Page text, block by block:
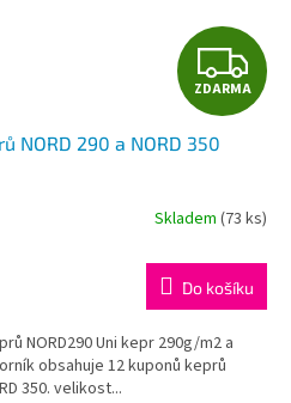
Z
D
R
M
A
ZDARMA
NORD 290 a NORD 350
Skladem (73 ks)
Do košíku
NORD290 Uni kepr 290g/m2 a
obsahuje 12 kuponů keprů
350. velikost...